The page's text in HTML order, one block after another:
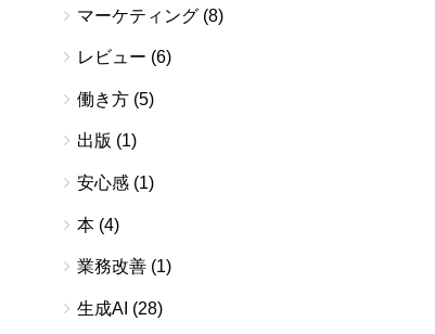
マーケティング(8)
レビュー (6)
働き方(5)
出版 (1)
安心感(1)
本(4)
業務改善(1)
生成AI (28)